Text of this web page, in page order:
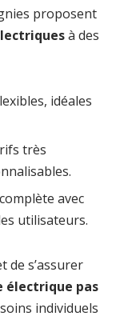
proposent
à des
idéales
très
avec
utilisateurs.
de s’assurer
pas
individuels